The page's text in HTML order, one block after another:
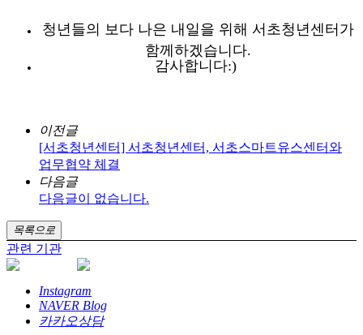
청년들의 보다 나은 내일을 위해 서초청년센터가
함께하겠습니다.
감사합니다:)
이전글
[서초청년센터] 서초청년센터, 서초스마트유스센터와
업무협약 체결
다음글
다음글이 없습니다.
목록으로
관련 기관
Instagram
NAVER Blog
카카오상담